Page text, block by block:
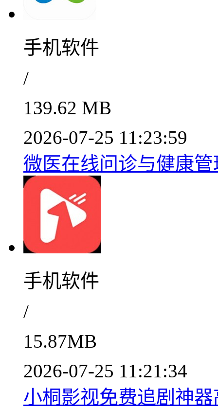
手机软件
/
139.62 MB
2026-07-25 11:23:59
微医在线问诊与健康
手机软件
/
15.87MB
2026-07-25 11:21:34
小桐影视免费追剧神